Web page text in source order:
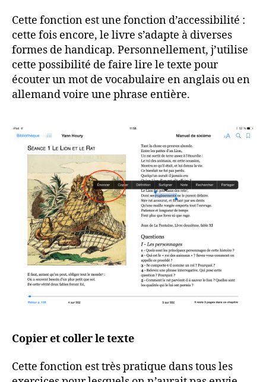
Cette fonction est une fonction d’accessibilité :
cette fois encore, le livre s’adapte à diverses
formes de handicap. Personnellement, j’utilise
cette possibilité de faire lire le texte pour
écouter un mot de vocabulaire en anglais ou en
allemand voire une phrase entière.
Copier et coller le texte
Cette fonction est très pratique dans tous les